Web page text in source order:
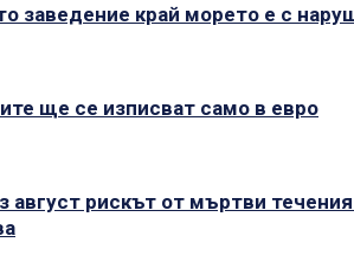
заведение край морето е с
ще се изписват само в евро
август рискът от мъртви